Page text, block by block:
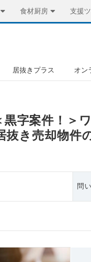
食材厨房 支援
居抜きプラス オン
字案件！＞
抜き売却物件
問